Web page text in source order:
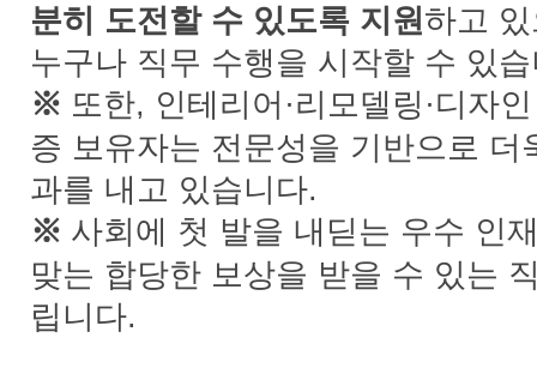
분히 도전할 수 있도록 지원하고
누구나 직무 수행을 시작할 수 있
※ 또한, 인테리어·리모델링·디자
증 보유자는 전문성을 기반으로
과를 내고 있습니다.
※ 사회에 첫 발을 내딛는 우수 인
맞는 합당한 보상을 받을 수 있는
립니다.